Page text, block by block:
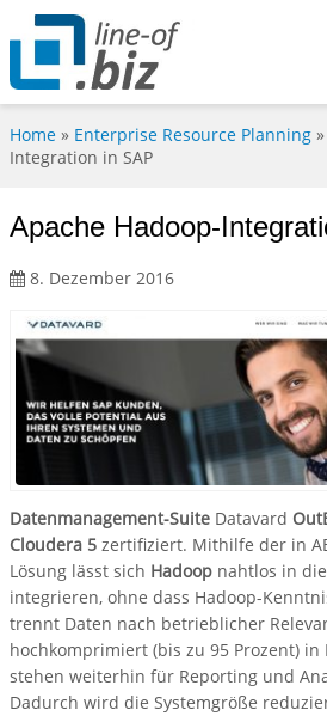
Home » Enterprise Resource Planning »
Integration in SAP
Apache Hadoop-
8. Dezember 2016
Datenmanagement-Suite Datavard
Cloudera 5 zertifiziert. Mithilfe der in
Lösung lässt sich Hadoop nahtlos in
integrieren, ohne dass Hadoop-
trennt Daten nach betrieblicher
hochkomprimiert (bis zu 95 Prozent) in
stehen weiterhin für Reporting und
Dadurch wird die Systemgröße